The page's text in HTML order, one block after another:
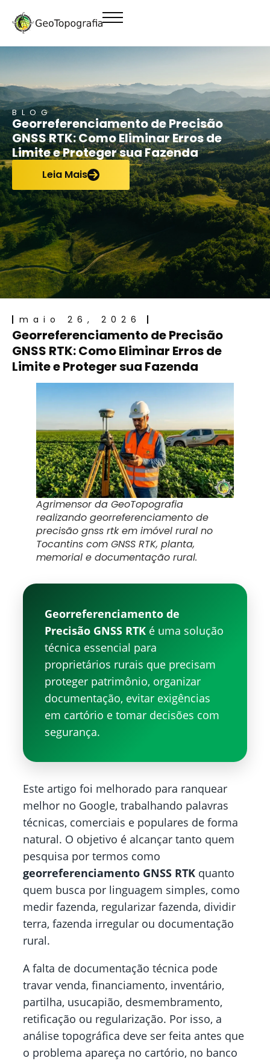
conteúdo
BLOG
Georreferenciamento de Precisão
GNSS RTK: Como Eliminar Erros de
Limite e Proteger sua Fazenda
Leia Mais
maio 26, 2026
Georreferenciamento de Precisão
GNSS RTK: Como Eliminar Erros de
Limite e Proteger sua Fazenda
Agrimensor da GeoTopografia
realizando georreferenciamento de
precisão gnss rtk em imóvel rural no
Tocantins com GNSS RTK, planta,
memorial e documentação rural.
Georreferenciamento de
Precisão GNSS RTK é uma solução
técnica essencial para
proprietários rurais que precisam
proteger patrimônio, organizar
documentação, evitar exigências
em cartório e tomar decisões com
segurança.
Este artigo foi melhorado para ranquear
melhor no Google, trabalhando palavras
técnicas, comerciais e populares de forma
natural. O objetivo é alcançar tanto quem
pesquisa por termos como
georreferenciamento GNSS RTK quanto
quem busca por linguagem simples, como
medir fazenda, regularizar fazenda, dividir
terra, fazenda irregular ou documentação
rural.
A falta de documentação técnica pode
travar venda, financiamento, inventário,
partilha, usucapião, desmembramento,
retificação ou regularização. Por isso, a
análise topográfica deve ser feita antes que
o problema apareça no cartório, no banco